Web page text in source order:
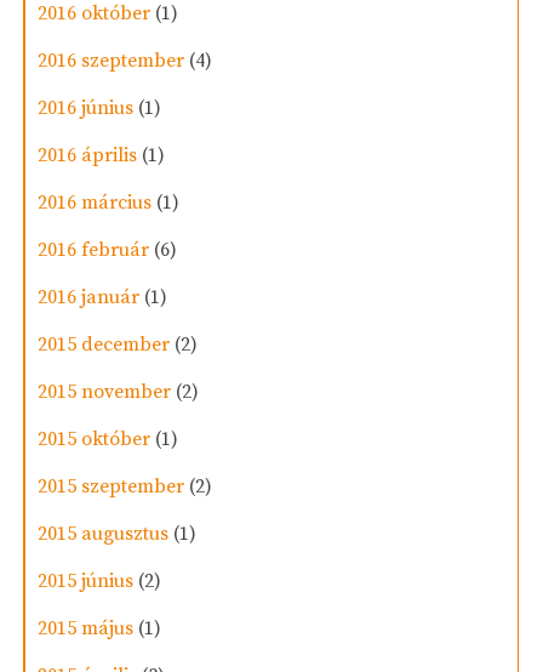
2016 október (1)
2016 szeptember (4)
2016 június (1)
2016 április (1)
2016 március (1)
2016 február (6)
2016 január (1)
2015 december (2)
2015 november (2)
2015 október (1)
2015 szeptember (2)
2015 augusztus (1)
2015 június (2)
2015 május (1)